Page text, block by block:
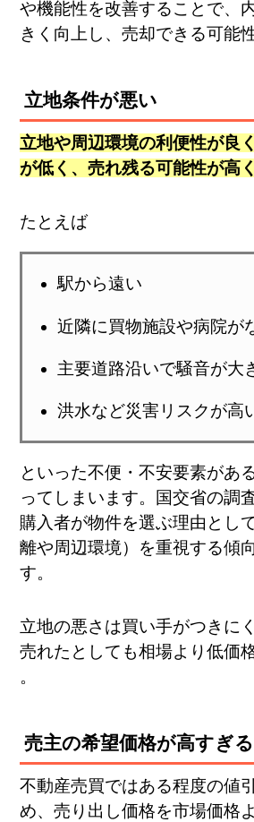
や機能性を改善することで、
きく向上し、売却できる可能
立地条件が悪い
立地や周辺環境の利便性が良
が低く、売れ残る可能性が高
たとえば
駅から遠い
近隣に買物施設や病院が
主要道路沿いで騒音が大
洪水など災害リスクが高
といった不便・不安要素があ
ってしまいます​。国交省の調
購入者が物件を選ぶ理由とし
離や周辺環境）を重視する傾
す​。
立地の悪さは買い手がつきに
売れたとしても相場より低価
。
売主の希望価格が高すぎる
不動産売買ではある程度の値
め、売り出し価格を市場価格